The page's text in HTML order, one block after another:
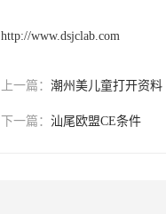
http://www.dsjclab.com
上一篇： 潮州美儿童打开资料
下一篇： 汕尾欧盟CE条件